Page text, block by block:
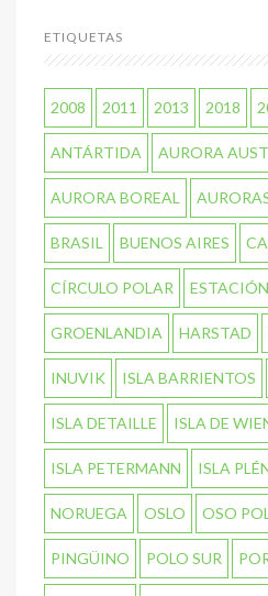
ETIQUETAS
2008 2011 2013 2018
ANTÁRTIDA AURORA
AURORA BOREAL
BRASIL BUENOS AIRES
CÍRCULO POLAR
GROENLANDIA HARSTAD
INUVIK ISLA BARRIENTOS
ISLA DETAILLE ISLA DE
ISLA PETERMANN ISLA
NORUEGA OSLO OSO
PINGÜINO POLO SUR